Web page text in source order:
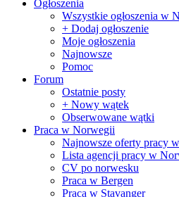
Ogłoszenia
Wszystkie ogłoszenia w
+ Dodaj ogłoszenie
Moje ogłoszenia
Najnowsze
Pomoc
Forum
Ostatnie posty
+ Nowy wątek
Obserwowane wątki
Praca w Norwegii
Najnowsze oferty pracy
Lista agencji pracy w
CV po norwesku
Praca w Bergen
Praca w Stavanger